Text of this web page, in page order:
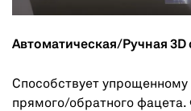
Автоматическая/Ручная 3D
Способствует
прямого/обратного